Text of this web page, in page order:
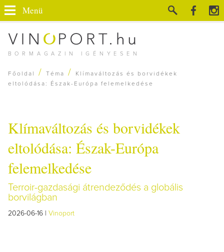
BORMAGAZIN IGÉNYESEN
Menü
Főoldal / Téma /
Klímaváltozás és borvidékek
eltolódása: Észak-Európa felemelkedése
Klímaváltozás és borvidékek
eltolódása: Észak-Európa
felemelkedése
Terroir-gazdasági átrendeződés a globális
borvilágban
2026-06-16 | Vinoport